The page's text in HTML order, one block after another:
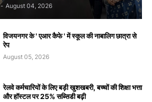
- August 04, 2026
विजयनगर के ' एआर कैफे ' में स्कूल की नाबालिग छात्रा से
रेप
August 05, 2026
रेलवे कर्मचारियों के लिए बड़ी खुशखबरी, बच्चों की शिक्षा भत्ता
और हॉस्टल पर 25% सब्सिडी बढ़ी